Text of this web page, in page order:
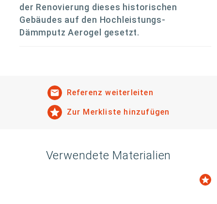
der Renovierung dieses historischen
Gebäudes auf den Hochleistungs-
Dämmputz Aerogel gesetzt.
Referenz weiterleiten
Zur Merkliste hinzufügen
Verwendete Materialien